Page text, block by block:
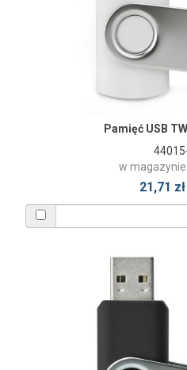
Pamięć USB
w
21,71 zł